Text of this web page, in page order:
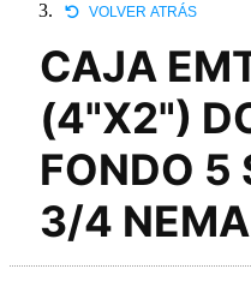
VOLVER ATRÁS
CAJA
(4"X2")
FONDO 5
3/4